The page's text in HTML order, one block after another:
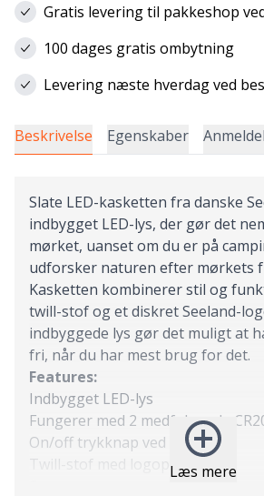
Gratis levering til pakkeshop
100 dages gratis ombytning
Levering næste hverdag ved
Beskrivelse Egenskaber
Læs mere
Slate LED-kasketten fra danske
indbygget LED-lys, der gør det
mørket, uanset om du er på
udforsker naturen efter mørkets
Kasketten kombinerer stil og
twill-stof og et diskret Seeland-
indbyggede lys gør det muligt at
fri, når du har mest brug for det.
Features:
Indbygget LED-lys
Fungerer med 2 medfølgende
On/off trykknap ved skyggen
Twill-stof med logopatch